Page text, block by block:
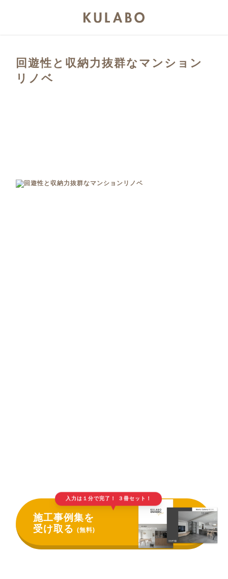
回遊性と収納力抜群なマンション
リノベ
▲
施工事例集を
受け取る(無料)